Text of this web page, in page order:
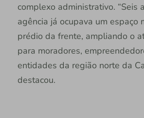
complexo administrativo. “Seis
agência já ocupava um espaço
prédio da frente, ampliando o
para moradores,
entidades da região norte da
destacou.